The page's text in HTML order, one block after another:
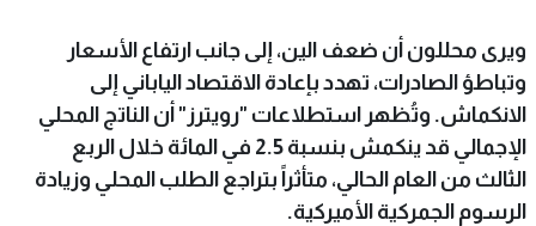
ويرى محللون أن ضعف الين، إلى جانب ارتفاع الأسعار
وتباطؤ الصادرات، تهدد بإعادة الاقتصاد الياباني إلى
الانكماش. وتُظهر استطلاعات "رويترز" أن الناتج المحلي
الإجمالي قد ينكمش بنسبة 2.5 في المائة خلال الربع
الثالث من العام الحالي، متأثراً بتراجع الطلب المحلي وزيادة
الرسوم الجمركية الأميركية.